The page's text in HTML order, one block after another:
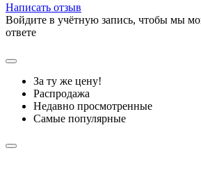
Написать отзыв
Войдите в учётную запись, чтобы мы
ответе
За ту же цену!
Распродажа
Недавно просмотренные
Самые популярные